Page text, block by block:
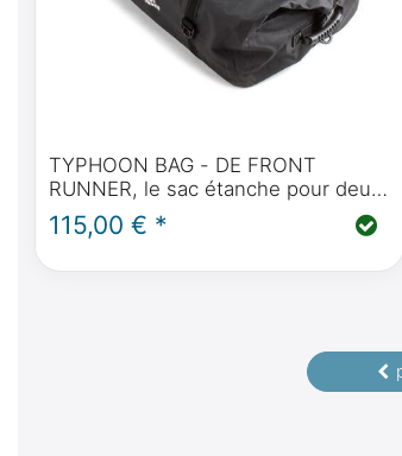
TYPHOON BAG - DE FRONT
RUNNER, le sac étanche pour deux
flatpacks
115,00 € *